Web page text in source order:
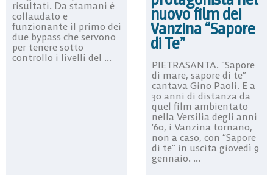
risultati. Da stamani è
collaudato e
funzionante il primo dei
due bypass che servono
per tenere sotto
controllo i livelli del ...
nuovo film dei
Vanzina “Sapore
di Te”
PIETRASANTA. “Sapore
di mare, sapore di te”
cantava Gino Paoli. E a
30 anni di distanza da
quel film ambientato
nella Versilia degli anni
’60, i Vanzina tornano,
non a caso, con “Sapore
di te” in uscita giovedì 9
gennaio. ...